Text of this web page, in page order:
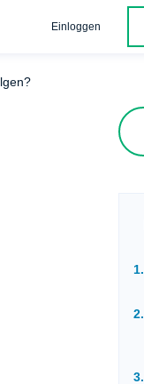
Einloggen
Soziale Medien